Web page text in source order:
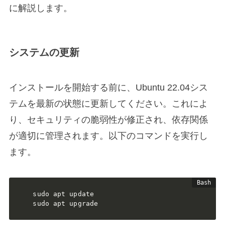
に解説します。
システムの更新
インストールを開始する前に、Ubuntu 22.04シス
テムを最新の状態に更新してください。これによ
り、セキュリティの脆弱性が修正され、依存関係
が適切に管理されます。以下のコマンドを実行し
ます。
sudo apt update
sudo apt upgrade